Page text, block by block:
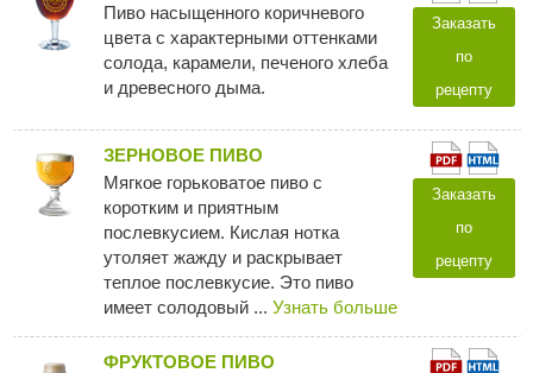
Пиво насыщенного коричневого
цвета с характерными оттенками
солода, карамели, печеного хлеба
и древесного дыма.
Заказать
по
рецепту
ЗЕРНОВОЕ ПИВО
Мягкое горьковатое пиво с
коротким и приятным
послевкусием. Кислая нотка
утоляет жажду и раскрывает
теплое послевкусие. Это пиво
имеет солодовый ... Узнать больше
Заказать
по
рецепту
ФРУКТОВОЕ ПИВО